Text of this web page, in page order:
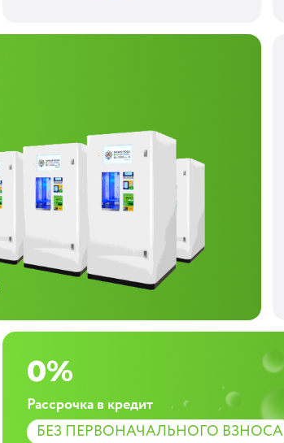
0%
Рассрочка в кредит
БЕЗ ПЕРВОНАЧАЛЬНОГО ВЗНОСА